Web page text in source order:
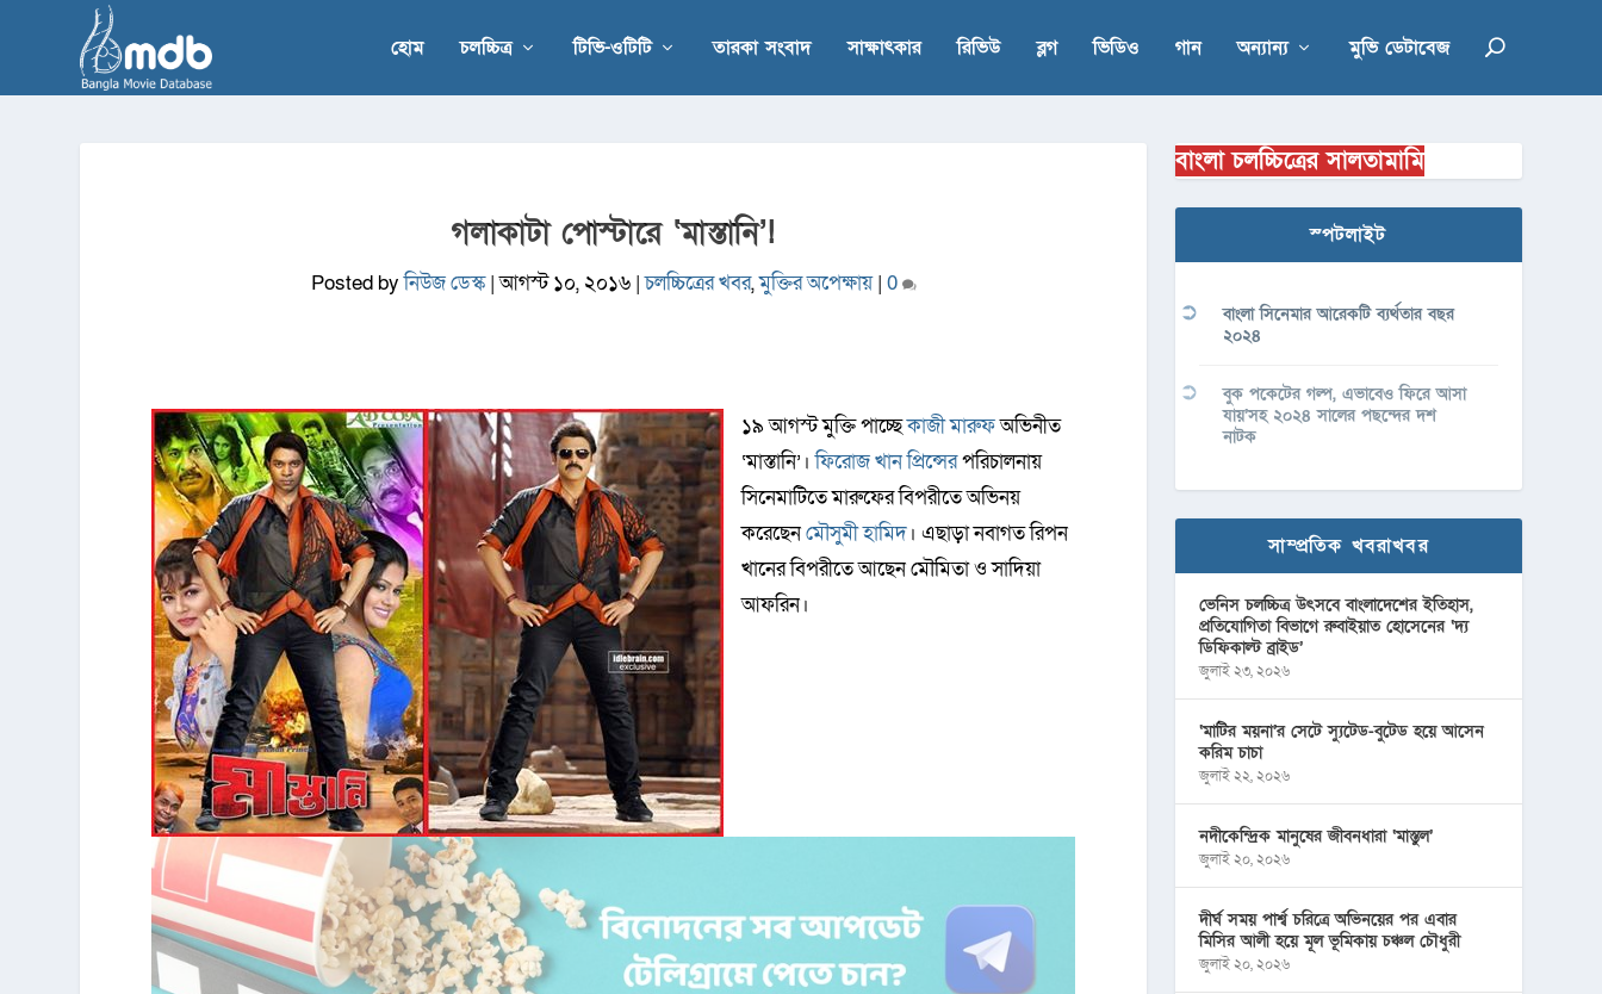
হোম চলচ্চিত্র টিভি-ওটিটি তারকা সংবাদ সাক্ষাৎকার রিভিউ ব্লগ ভিডিও গান অন্যান্য মুভি ডেটাবেজ
গলাকাটা পোস্টারে ‘মাস্তানি’!
Posted byনিউজ ডেস্ক|আগস্ট ১০, ২০১৬|চলচ্চিত্রের খবর,মুক্তির অপেক্ষায়| 0
১৯ আগস্ট মুক্তি পাচ্ছেকাজী মারুফঅভিনীত
‘মাস্তানি’।ফিরোজ খান প্রিন্সেরপরিচালনায়
সিনেমাটিতে মারুফের বিপরীতে অভিনয়
করেছেনমৌসুমী হামিদ। এছাড়া নবাগত রিপন
খানের বিপরীতে আছেন মৌমিতা ও সাদিয়া
আফরিন।
বাংলা চলচ্চিত্রের সালতামামি
স্পটলাইট
বাংলা সিনেমার আরেকটি ব্যর্থতার বছর
২০২৪
বুক পকেটের গল্প, এভাবেও ফিরে আসা
যায়’সহ ২০২৪ সালের পছন্দের দশ
নাটক
সাম্প্রতিক খবরাখবর
ভেনিস চলচ্চিত্র উৎসবে বাংলাদেশের ইতিহাস,
প্রতিযোগিতা বিভাগে রুবাইয়াত হোসেনের ‘দ্য
ডিফিকাল্ট ব্রাইড’
জুলাই ২৩, ২০২৬
‘মাটির ময়না’র সেটে স্যুটেড-বুটেড হয়ে আসেন
করিম চাচা
জুলাই ২২, ২০২৬
নদীকেন্দ্রিক মানুষের জীবনধারা ‘মাস্তুল’
জুলাই ২০, ২০২৬
দীর্ঘ সময় পার্শ্ব চরিত্রে অভিনয়ের পর এবার
মিসির আলী হয়ে মূল ভূমিকায় চঞ্চল চৌধুরী
জুলাই ২০, ২০২৬